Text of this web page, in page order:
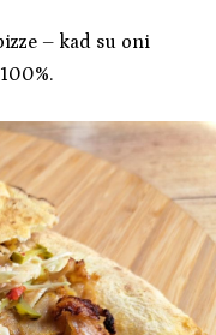
– kad su oni